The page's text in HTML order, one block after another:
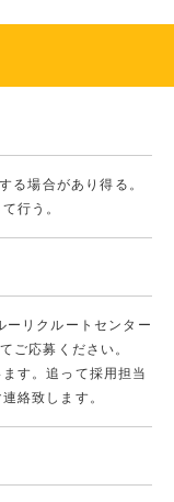
場合があり得る。
行う。
ーリクルートセンター
応募ください。
す。追って採用担当
絡致します。